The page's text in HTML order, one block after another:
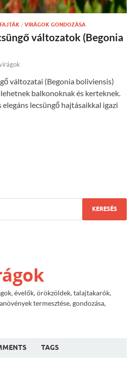
/ VIRÁGOK GONDOZÁSA
változatok (Begonia
változatai (Begonia boliviensis)
balkonoknak és kerteknek.
elegáns lecsüngő hajtásaikkal igazi
évelők, örökzöldek, talajtakarók,
termesztése, gondozása,
TAGS